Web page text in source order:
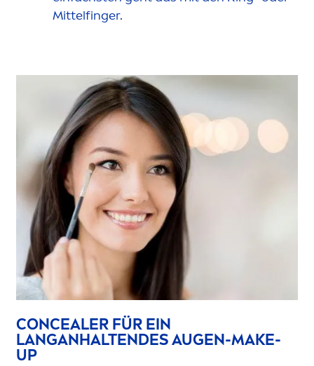
Mittelfinger.
CONCEALER FÜR EIN
LANGANHALTENDES AUGEN-MAKE-
UP